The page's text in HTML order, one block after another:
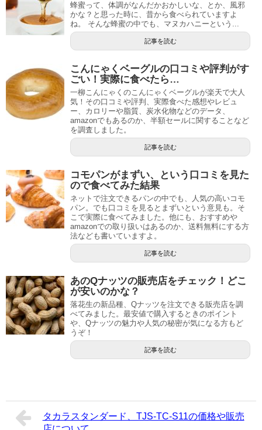
蜂蜜って、体調がなんだかおかしいな、とか、風邪
かな？と思った時に、昔から食べられていますよ
ね。 そんな蜂蜜の中でも、マヌカハニーという...
記事を読む
こんにゃくベーグルの口コミや評判がす
ごい！実際に食べたら…
一柳こんにゃくのこんにゃくベーグルが楽天で大人
気！その口コミや評判、実際食べた感想やレビュ
ー、カロリーや脂質、炭水化物などのデータ、
amazonでもあるのか、半額セールに関することなど
を調査しました。
記事を読む
コモパンがまずい、という口コミを見た
ので食べてみた結果
ネットで注文できるパンの中でも、人気の高いコモ
パン。でも口コミを見るとまずいという意見も。そ
こで実際に食べてみました。他にも、おすすめや
amazonでの取り扱いはあるのか、送料無料にする方
法なども書いていますよ。
記事を読む
あのQナッツの販売店をチェック！どこ
が安いのかな？
落花生の新品種、Qナッツを注文できる販売店を調
べてみました。最安値で購入するときのポイント
や、Qナッツの魅力や人気の秘密が気になる方もど
うぞ！
記事を読む
タカラスタンダード、TJS-TC-S11の価格や販売